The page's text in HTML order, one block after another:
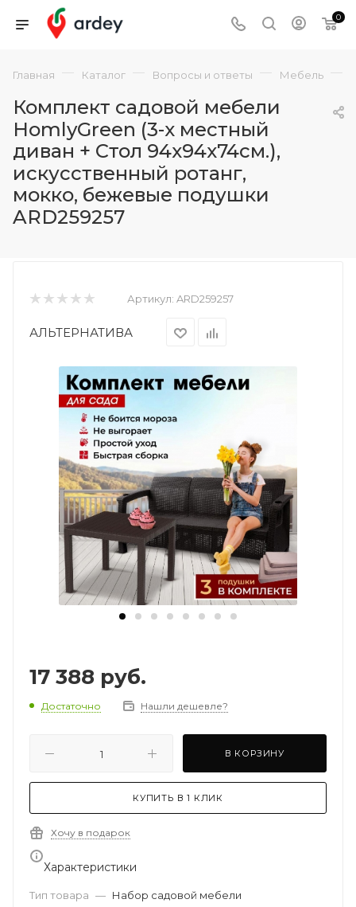
0
Главная — Каталог — Вопросы и ответы — Мебель —
Комплект садовой мебели
HomlyGreen (3-х местный
диван + Стол 94х94х74см.),
искусственный ротанг,
мокко, бежевые подушки
ARD259257
Артикул: ARD259257
АЛЬТЕРНАТИВА
17 388 руб.
Достаточно Нашли дешевле?
В КОРЗИНУ
КУПИТЬ В 1 КЛИК
Хочу в подарок
Характеристики
Тип товара — Набор садовой мебели